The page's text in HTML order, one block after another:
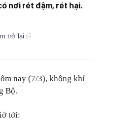
nơi rét đậm, rét hại.
trở lại
nay (7/3), không khí
Bộ.
tới: